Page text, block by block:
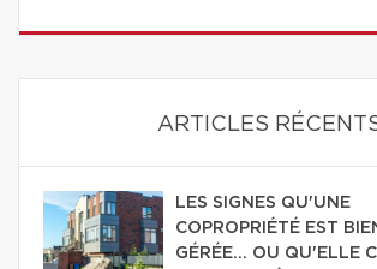
ARTICLES
LES SIGNES QU'UNE
COPROPRIÉTÉ EST
GÉRÉE… OU QU'ELLE